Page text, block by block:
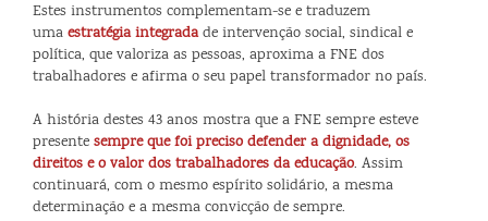
Estes instrumentos complementam-se e traduzem
uma estratégia integradade intervenção social, sindical e
política, que valoriza as pessoas, aproxima a FNE dos
trabalhadores e afirma o seu papel transformador no país.
A história destes 43 anos mostra que a FNE sempre esteve
presente sempre que foi preciso defender a dignidade, os
direitos e o valor dos trabalhadores da educação. Assim
continuará, com o mesmo espírito solidário, a mesma
determinação e a mesma convicção de sempre.